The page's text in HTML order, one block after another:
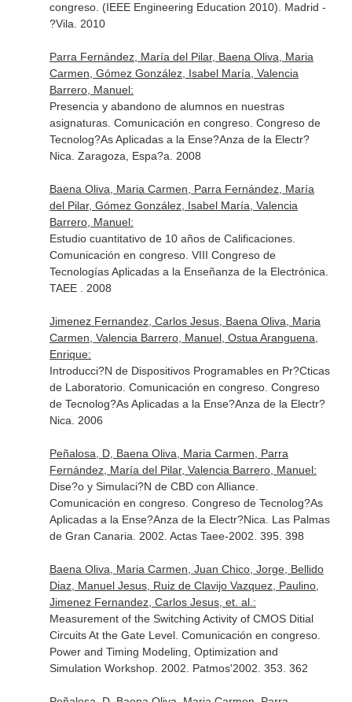
congreso. (IEEE Engineering Education 2010). Madrid -
?Vila. 2010
Parra Fernández, María del Pilar, Baena Oliva, Maria
Carmen, Gómez González, Isabel María, Valencia
Barrero, Manuel:
Presencia y abandono de alumnos en nuestras
asignaturas. Comunicación en congreso. Congreso de
Tecnolog?As Aplicadas a la Ense?Anza de la Electr?
Nica. Zaragoza, Espa?a. 2008
Baena Oliva, Maria Carmen, Parra Fernández, María
del Pilar, Gómez González, Isabel María, Valencia
Barrero, Manuel:
Estudio cuantitativo de 10 años de Calificaciones.
Comunicación en congreso. VIII Congreso de
Tecnologías Aplicadas a la Enseñanza de la Electrónica.
TAEE . 2008
Jimenez Fernandez, Carlos Jesus, Baena Oliva, Maria
Carmen, Valencia Barrero, Manuel, Ostua Aranguena,
Enrique:
Introducci?N de Dispositivos Programables en Pr?Cticas
de Laboratorio. Comunicación en congreso. Congreso
de Tecnolog?As Aplicadas a la Ense?Anza de la Electr?
Nica. 2006
Peñalosa, D, Baena Oliva, Maria Carmen, Parra
Fernández, María del Pilar, Valencia Barrero, Manuel:
Dise?o y Simulaci?N de CBD con Alliance.
Comunicación en congreso. Congreso de Tecnolog?As
Aplicadas a la Ense?Anza de la Electr?Nica. Las Palmas
de Gran Canaria. 2002. Actas Taee-2002. 395. 398
Baena Oliva, Maria Carmen, Juan Chico, Jorge, Bellido
Diaz, Manuel Jesus, Ruiz de Clavijo Vazquez, Paulino,
Jimenez Fernandez, Carlos Jesus, et. al.:
Measurement of the Switching Activity of CMOS Ditial
Circuits At the Gate Level. Comunicación en congreso.
Power and Timing Modeling, Optimization and
Simulation Workshop. 2002. Patmos'2002. 353. 362